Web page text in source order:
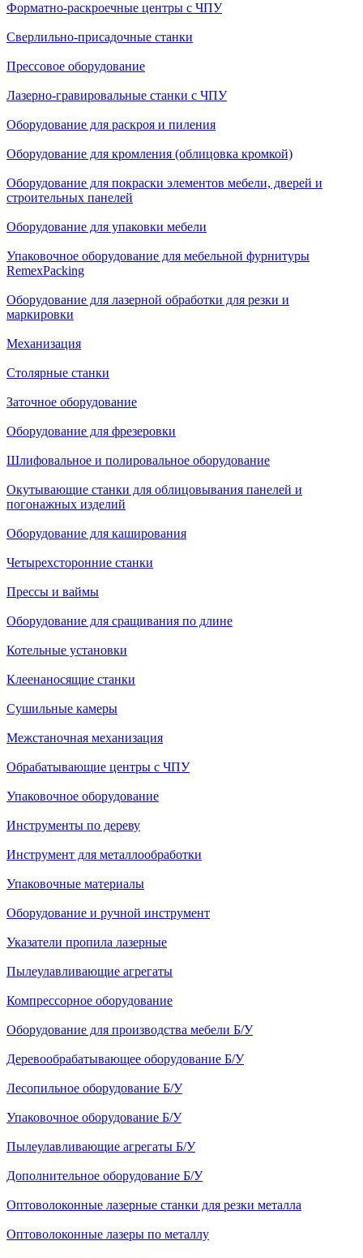
Форматно-раскроечные центры с ЧПУ
Сверлильно-присадочные станки
Прессовое оборудование
Лазерно-гравировальные станки с ЧПУ
Оборудование для раскроя и пиления
Оборудование для кромления (облицовка кромкой)
Оборудование для покраски элементов мебели, дверей и
строительных панелей
Оборудование для упаковки мебели
Упаковочное оборудование для мебельной фурнитуры
RemexPacking
Оборудование для лазерной обработки для резки и
маркировки
Механизация
Столярные станки
Заточное оборудование
Оборудование для фрезеровки
Шлифовальное и полировальное оборудование
Окутывающие станки для облицовывания панелей и
погонажных изделий
Оборудование для каширования
Четырехсторонние станки
Прессы и ваймы
Оборудование для сращивания по длине
Котельные установки
Клеенаносящие станки
Сушильные камеры
Межстаночная механизация
Обрабатывающие центры с ЧПУ
Упаковочное оборудование
Инструменты по дереву
Инструмент для металлообработки
Упаковочные материалы
Оборудование и ручной инструмент
Указатели пропила лазерные
Пылеулавливающие агрегаты
Компрессорное оборудование
Оборудование для производства мебели Б/У
Деревообрабатывающее оборудование Б/У
Лесопильное оборудование Б/У
Упаковочное оборудование Б/У
Пылеулавливающие агрегаты Б/У
Дополнительное оборудование Б/У
Оптоволоконные лазерные станки для резки металла
Оптоволоконные лазеры по металлу